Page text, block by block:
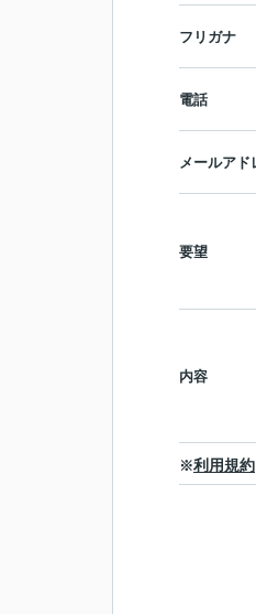
フリガナ
電話
メールアド
要望
内容
※利用規約